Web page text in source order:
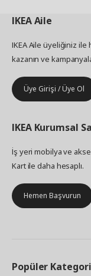
IKEAAile
IKEA Aile üyeliğiniz ile
kazanın ve
Üye Girişi / Üye Ol
IKEA Kurumsal
İş yeri mobilya ve
Kart ile daha hesaplı.
Hemen Başvurun
Popüler